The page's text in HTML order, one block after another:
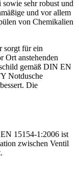
sehr robust und
und vor allem
von Chemikalien
sorgt für ein
Ort anstehenden
gemäß DIN EN
Notdusche
Die
15154-1:2006 ist
zwischen Ventil